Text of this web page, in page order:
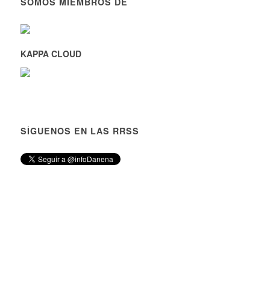
KAPPA CLOUD
SÍGUENOS EN LAS RRSS